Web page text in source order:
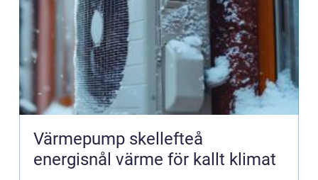
Värmepump skellefteå
energisnål värme för kallt klimat